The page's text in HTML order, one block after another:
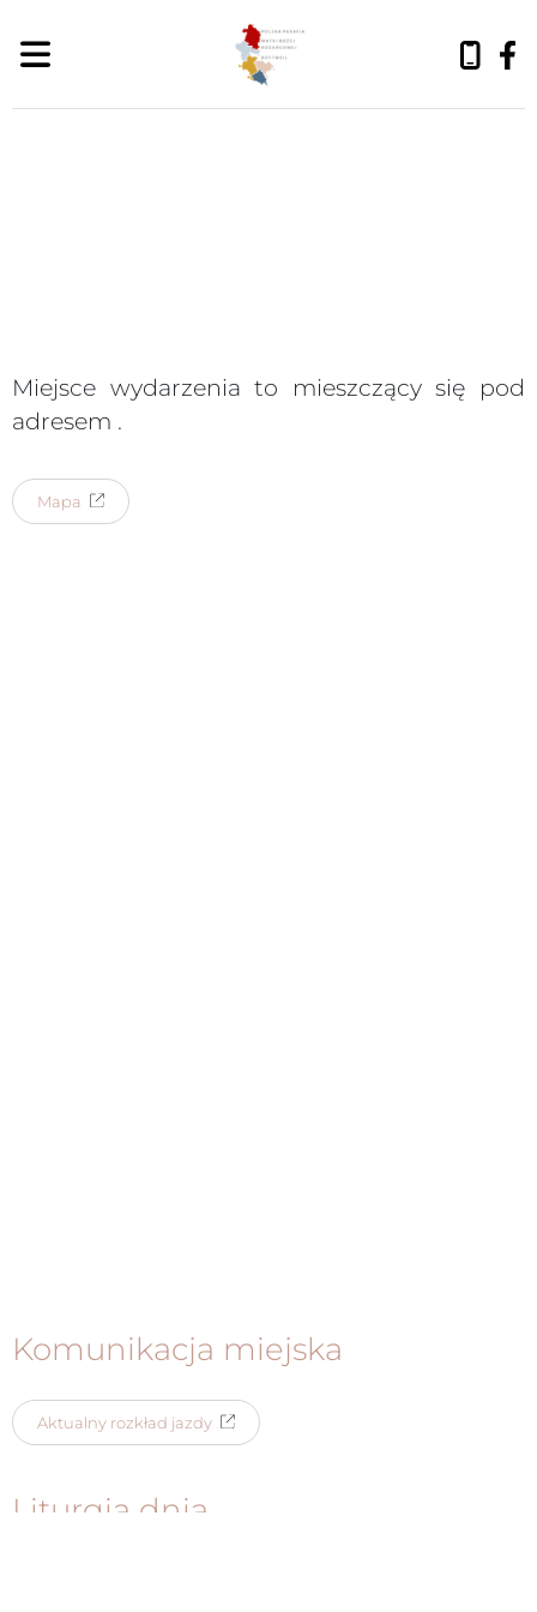
Miejsce wydarzenia to mieszczący się pod
adresem .
Mapa
Komunikacja miejska
Aktualny rozkład jazdy
Liturgia dnia